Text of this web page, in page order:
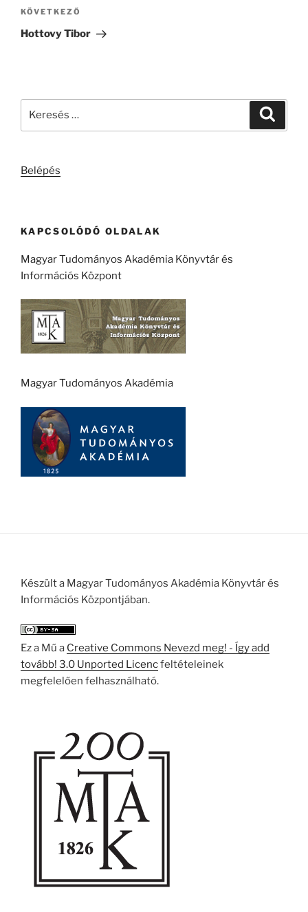
Következő
bejegyzés
KÖVETKEZŐ
Hottovy Tibor
Belépés
KAPCSOLÓDÓ OLDALAK
Magyar Tudományos Akadémia Könyvtár és
Információs Központ
Magyar Tudományos Akadémia
Készült a Magyar Tudományos Akadémia Könyvtár és
Információs Központjában.
Ez a Mű a Creative Commons Nevezd meg! - Így add
tovább! 3.0 Unported Licencfeltételeinek
megfelelően felhasználható.